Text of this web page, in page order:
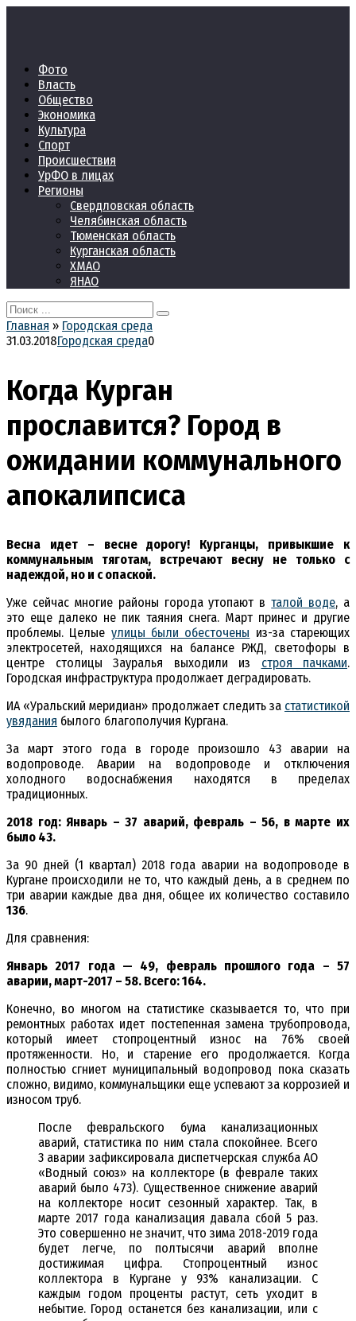
Фото
Власть
Общество
Экономика
Культура
Спорт
Происшествия
УрФО в лицах
Регионы
Свердловская область
Челябинская область
Тюменская область
Курганская область
ХМАО
ЯНАО
Search
for:
Главная » Городская среда
31.03.2018Городская среда0
Когда Курган
прославится? Город в
ожидании коммунального
апокалипсиса
Весна идет – весне дорогу! Курганцы, привыкшие к
коммунальным тяготам, встречают весну не только с
надеждой, но и с опаской.
Уже сейчас многие районы города утопают вталой воде, а
это еще далеко не пик таяния снега. Март принес и другие
проблемы. Целые улицы были обесточены из-за стареющих
электросетей, находящихся на балансе РЖД, светофоры в
центре столицы Зауралья выходили из строя пачками.
Городская инфраструктура продолжает деградировать.
ИА «Уральский меридиан» продолжает следить за статистикой
увядания былого благополучия Кургана.
За март этого года в городе произошло 43 аварии на
водопроводе. Аварии на водопроводе и отключения
холодного водоснабжения находятся в пределах
традиционных.
2018 год: Январь – 37 аварий, февраль – 56, в марте их
было 43.
За 90 дней (1 квартал) 2018 года аварии на водопроводе в
Кургане происходили не то, что каждый день, а в среднем по
три аварии каждые два дня, общее их количество составило
136.
Для сравнения:
Январь 2017 года — 49, февраль прошлого года – 57
аварии, март-2017 – 58. Всего: 164.
Конечно, во многом на статистике сказывается то, что при
ремонтных работах идет постепенная замена трубопровода,
который имеет стопроцентный износ на 76% своей
протяженности. Но, и старение его продолжается. Когда
полностью сгниет муниципальный водопровод пока сказать
сложно, видимо, коммунальщики еще успевают за коррозией и
износом труб.
После февральского бума канализационных
аварий, статистика по ним стала спокойнее. Всего
3 аварии зафиксировала диспетчерская служба АО
«Водный союз» на коллекторе (в феврале таких
аварий было 473). Существенное снижение аварий
на коллекторе носит сезонный характер. Так, в
марте 2017 года канализация давала сбой 5 раз.
Это совершенно не значит, что зима 2018-2019 года
будет легче, по полтысячи аварий вполне
достижимая цифра. Стопроцентный износ
коллектора в Кургане у 93% канализации. С
каждым годом проценты растут, сеть уходит в
небытие. Город останется без канализации, или с